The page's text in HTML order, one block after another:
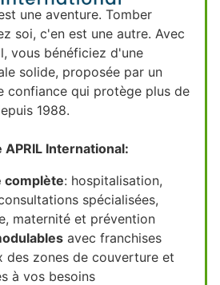
une aventure. Tomber
soi, c'en est une autre. Avec
vous bénéficiez d'une
solide, proposée par un
confiance qui protège plus de
1988.
International:
complète: hospitalisation,
spécialisées,
maternité et prévention
avec franchises
des zones de couverture et
à vos besoins